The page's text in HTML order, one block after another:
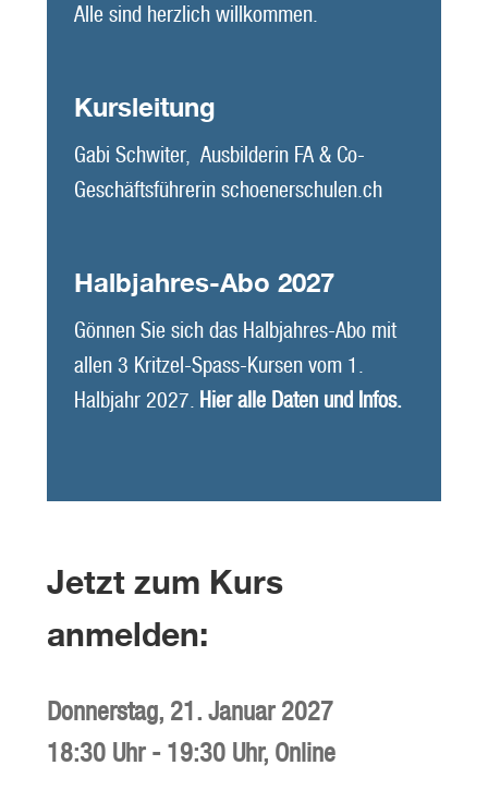
Alle sind herzlich willkommen.
Kursleitung
Gabi Schwiter, Ausbilderin FA & Co-
Geschäftsführerin schoenerschulen.ch
Halbjahres-Abo 2027
Gönnen Sie sich das Halbjahres-Abo mit
allen 3 Kritzel-Spass-Kursen vom 1.
Halbjahr 2027. Hier alle Daten und Infos.
Jetzt zum Kurs
anmelden:
Donnerstag, 21. Januar 2027
18:30 Uhr- 19:30 Uhr, Online